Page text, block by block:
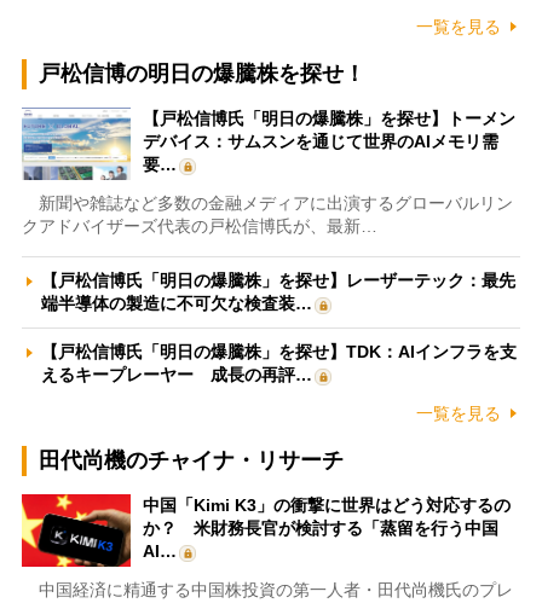
一覧を見る
戸松信博の明日の爆騰株を探せ！
【戸松信博氏「明日の爆騰株」を探せ】トーメン
デバイス：サムスンを通じて世界のAIメモリ需
要…
新聞や雑誌など多数の金融メディアに出演するグローバルリン
クアドバイザーズ代表の戸松信博氏が、最新…
【戸松信博氏「明日の爆騰株」を探せ】レーザーテック：最先
端半導体の製造に不可欠な検査装…
【戸松信博氏「明日の爆騰株」を探せ】TDK：AIインフラを支
えるキープレーヤー 成長の再評…
一覧を見る
田代尚機のチャイナ・リサーチ
中国「Kimi K3」の衝撃に世界はどう対応するの
か？ 米財務長官が検討する「蒸留を行う中国
AI…
中国経済に精通する中国株投資の第一人者・田代尚機氏のプレ